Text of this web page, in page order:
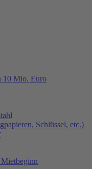
10 Mio. Euro
Schlüssel, etc.)